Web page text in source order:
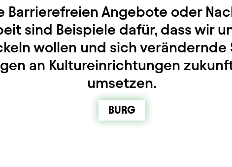
Barrierefreien Angebote oder
sind Beispiele dafür, dass wir
wollen und sich verändernde
an Kultureinrichtungen
umsetzen.
BURG